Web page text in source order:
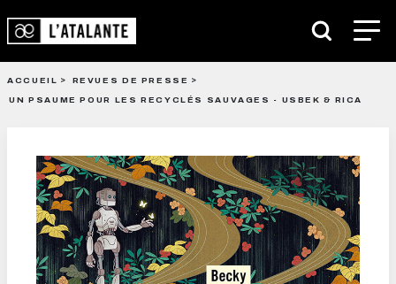
ACCUEIL
REVUES DE PRESSE
UN PSAUME POUR LES RECYCLÉS SAUVAGES - USBEK & RICA